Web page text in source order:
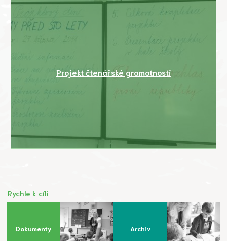
Projekt čtenářské gramotnosti
Rychle k cíli
Dokumenty Archiv